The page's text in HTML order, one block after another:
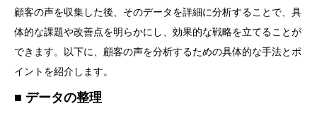
顧客の声を収集した後、そのデータを詳細に分析することで、具
体的な課題や改善点を明らかにし、効果的な戦略を立てることが
できます。以下に、顧客の声を分析するための具体的な手法とポ
イントを紹介します。
データの整理